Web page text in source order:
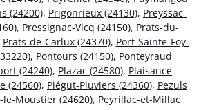
(24200), Prigonrieux (24130), Preyssac-
, Pressignac-Vicq (24150), Prats-du-
Prats-de-Carlux (24370), Port-Sainte-Foy-
, Pontours (24150), Ponteyraud
(24240), Plazac (24580), Plaisance
(24560), Piégut-Pluviers (24360), Pezuls
le-Moustier (24620), Peyrillac-et-Millac